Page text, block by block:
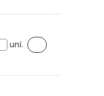
uni.